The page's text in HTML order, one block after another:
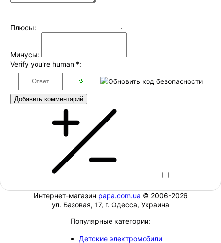
Плюсы:
Минусы:
Verify you're human *:
Добавить комментарий
Интернет-магазин papa.com.ua © 2006-2026
ул. Базовая, 17, г. Одесса, Украина
Популярные категории:
Детские электромобили